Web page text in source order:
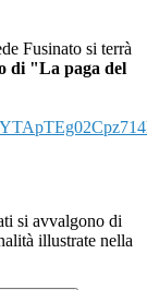
Fusinato si terrà
di "La paga del
si avvalgono di
illustrate nella